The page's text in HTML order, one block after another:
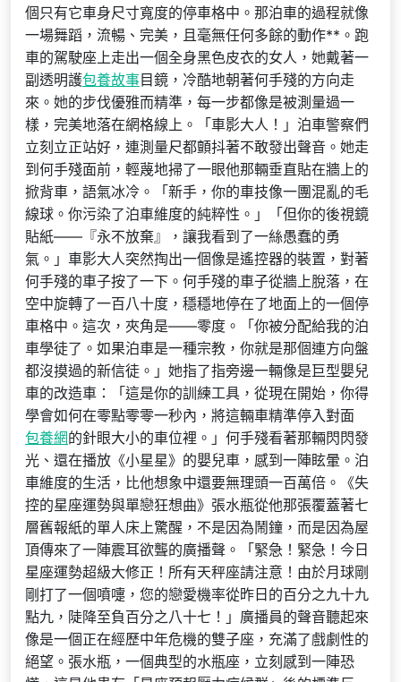
個只有它車身尺寸寬度的停車格中。那泊車的過程就像
一場舞蹈，流暢、完美，且毫無任何多餘的動作**。跑
車的駕駛座上走出一個全身黑色皮衣的女人，她戴著一
副透明護包養故事目鏡，冷酷地朝著何手殘的方向走
來。她的步伐優雅而精準，每一步都像是被測量過一
樣，完美地落在網格線上。「車影大人！」泊車警察們
立刻立正站好，連測量尺都顫抖著不敢發出聲音。她走
到何手殘面前，輕蔑地掃了一眼他那輛垂直貼在牆上的
掀背車，語氣冰冷。「新手，你的車技像一團混亂的毛
線球。你污染了泊車維度的純粹性。」「但你的後視鏡
貼紙——『永不放棄』，讓我看到了一絲愚蠢的勇
氣。」車影大人突然掏出一個像是遙控器的裝置，對著
何手殘的車子按了一下。何手殘的車子從牆上脫落，在
空中旋轉了一百八十度，穩穩地停在了地面上的一個停
車格中。這次，夾角是——零度。「你被分配給我的泊
車學徒了。如果泊車是一種宗教，你就是那個連方向盤
都沒摸過的新信徒。」她指了指旁邊一輛像是巨型嬰兒
車的改造車：「這是你的訓練工具，從現在開始，你得
學會如何在零點零零一秒內，將這輛車精準停入對面
包養網的針眼大小的車位裡。」何手殘看著那輛閃閃發
光、還在播放《小星星》的嬰兒車，感到一陣眩暈。泊
車維度的生活，比他想象中還要無理頭一百萬倍。《失
控的星座運勢與單戀狂想曲》張水瓶從他那張覆蓋著七
層舊報紙的單人床上驚醒，不是因為鬧鐘，而是因為屋
頂傳來了一陣震耳欲聾的廣播聲。「緊急！緊急！今日
星座運勢超級大修正！所有天秤座請注意！由於月球剛
剛打了一個噴嚏，您的戀愛機率從昨日的百分之九十九
點九，陡降至負百分之八十七！」廣播員的聲音聽起來
像是一個正在經歷中年危機的雙子座，充滿了戲劇性的
絕望。張水瓶，一個典型的水瓶座，立刻感到一陣恐